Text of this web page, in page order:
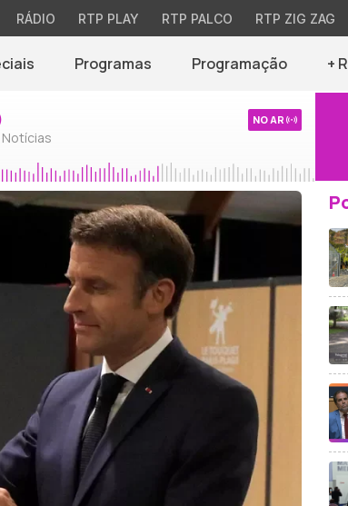
RÁDIO RTP PLAY RTP PALCO RTP ZIG ZAG
Programas Programação +
Notícias
NO AR